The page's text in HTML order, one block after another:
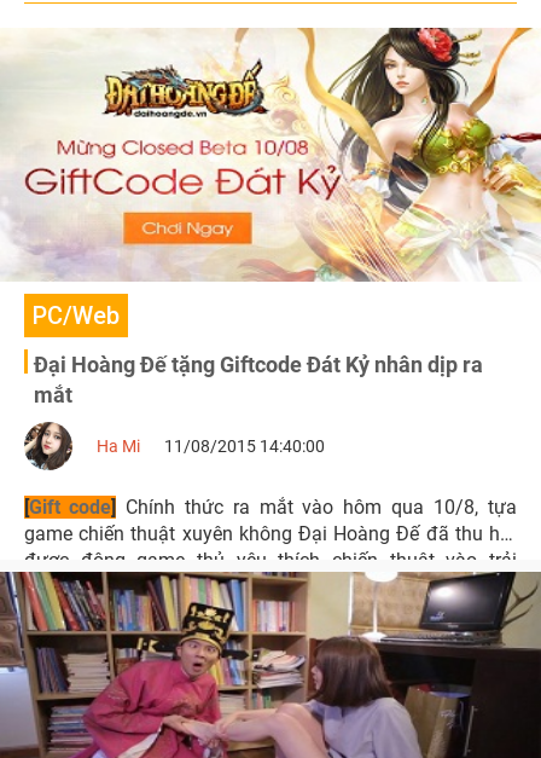
PC/Web
Đại Hoàng Đế tặng Giftcode Đát Kỷ nhân dịp ra
mắt
Ha Mi 11/08/2015 14:40:00
[Gift code] Chính thức ra mắt vào hôm qua 10/8, tựa
game chiến thuật xuyên không Đại Hoàng Đế đã thu hút
được đông game thủ yêu thích chiến thuật vào trải
nghiệm.